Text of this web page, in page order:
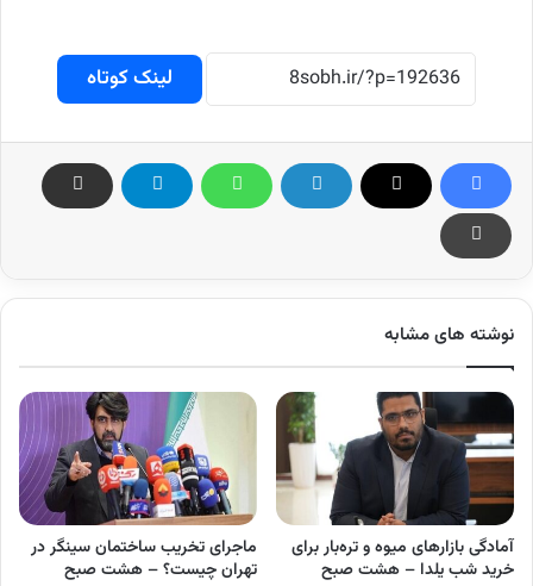
لینک کوتاه
نوشته های مشابه
آمادگی بازارهای میوه و تره‌بار برای
خرید شب یلدا – هشت صبح
ماجرای تخریب ساختمان سینگر در
تهران چیست؟ – هشت صبح